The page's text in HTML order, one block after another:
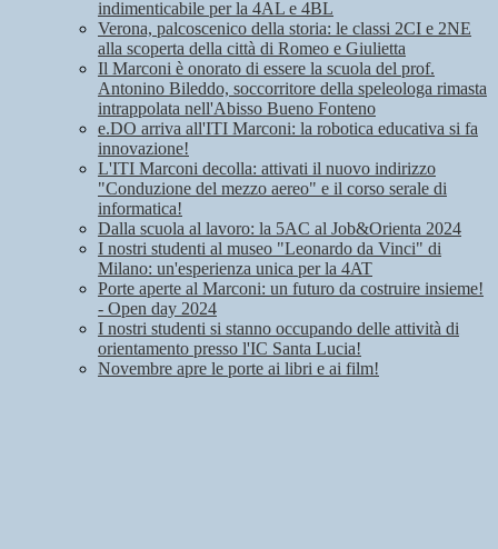
indimenticabile per la 4AL e 4BL
Verona, palcoscenico della storia: le classi 2CI e 2NE
alla scoperta della città di Romeo e Giulietta
Il Marconi è onorato di essere la scuola del prof.
Antonino Bileddo, soccorritore della speleologa rimasta
intrappolata nell'Abisso Bueno Fonteno
e.DO arriva all'ITI Marconi: la robotica educativa si fa
innovazione!
L'ITI Marconi decolla: attivati il nuovo indirizzo
"Conduzione del mezzo aereo" e il corso serale di
informatica!
Dalla scuola al lavoro: la 5AC al Job&Orienta 2024
I nostri studenti al museo "Leonardo da Vinci" di
Milano: un'esperienza unica per la 4AT
Porte aperte al Marconi: un futuro da costruire insieme!
- Open day 2024
I nostri studenti si stanno occupando delle attività di
orientamento presso l'IC Santa Lucia!
Novembre apre le porte ai libri e ai film!